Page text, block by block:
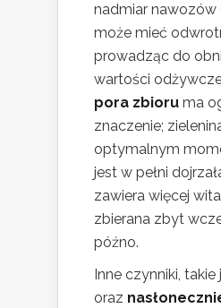
nadmiar nawozów
może mieć
prowadząc do
wartości
pora zbioru ma
znaczenie;
optymalnym
jest w pełni
zawiera więcej
zbierana zbyt
późno.
Inne czynniki, takie
oraz